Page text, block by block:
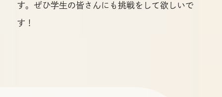
す。ぜひ学生の皆さんにも挑戦をして欲しいで
す！